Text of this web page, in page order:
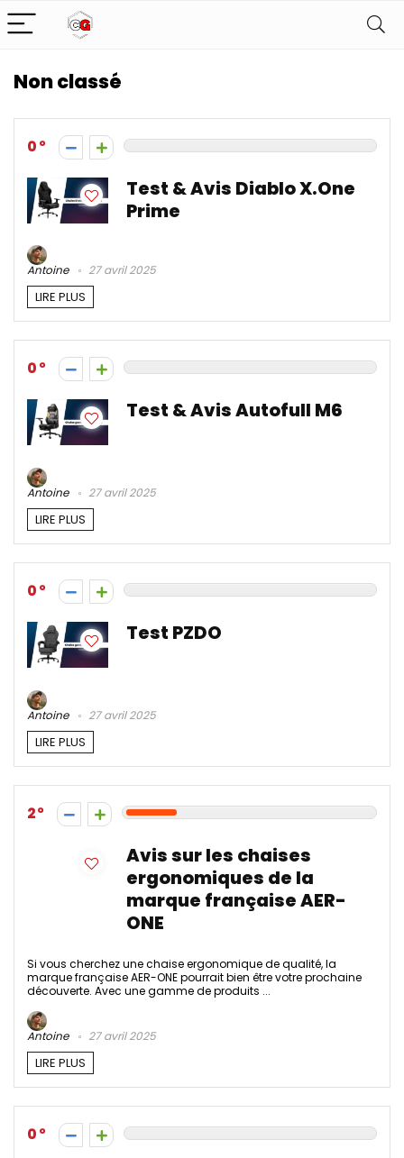
Non classé
0
Test & Avis Diablo X.One
Prime
Antoine 27 avril 2025
LIRE PLUS
0
Test & Avis Autofull M6
Antoine 27 avril 2025
LIRE PLUS
0
Test PZDO
Antoine 27 avril 2025
LIRE PLUS
2
Avis sur les chaises
ergonomiques de la
marque française AER-
ONE
Si vous cherchez une chaise ergonomique de qualité, la
marque française AER-ONE pourrait bien être votre prochaine
découverte. Avec une gamme de produits ...
Antoine 27 avril 2025
LIRE PLUS
0